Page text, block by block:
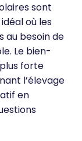
sont
où les
au besoin de
Le bien-
forte
l’élevage
en